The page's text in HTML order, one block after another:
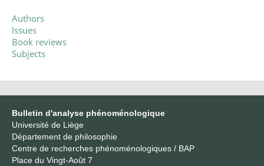
Authors
Issues
Book reviews
Subjects
Bulletin d'analyse phénoménologique
Université de Liège
Département de philosophie
Centre de recherches phénoménologiques / BAP
Place du Vingt-Août 7